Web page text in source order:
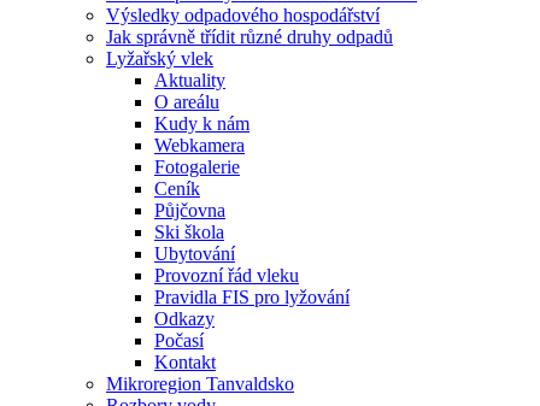
Výsledky odpadového hospodářství
Jak správně třídit různé druhy odpadů
Lyžařský vlek
Aktuality
O areálu
Kudy k nám
Webkamera
Fotogalerie
Ceník
Půjčovna
Ski škola
Ubytování
Provozní řád vleku
Pravidla FIS pro lyžování
Odkazy
Počasí
Kontakt
Mikroregion Tanvaldsko